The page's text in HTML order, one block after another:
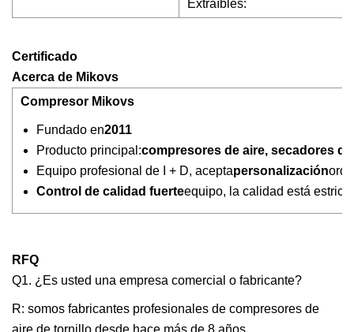
Extraíbles:
Certificado
Acerca de Mikovs
Compresor Mikovs
Fundado en2011
Producto principal:compresores de aire, secadores
Equipo profesional de I + D, aceptapersonalización
Control de calidad fuerteequipo, la calidad está
RFQ
Q1. ¿Es usted una empresa comercial o fabricante?
R: somos fabricantes profesionales de compresores de
aire de tornillo desde hace más de 8 años.